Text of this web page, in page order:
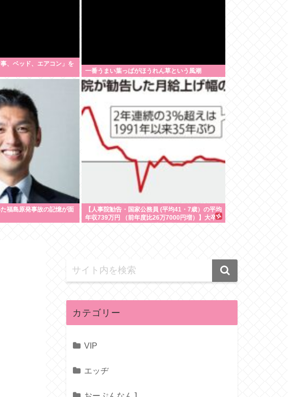
、ベッド、エアコン」を
一番うまい葉っぱがほうれん草という風潮
福島原発事故の記憶が面
【人事院勧告・国家公務員 (平均41・7歳）の平均
年収739万円 （前年度比26万7000円増）】大卒
カテゴリー
VIP
エッヂ